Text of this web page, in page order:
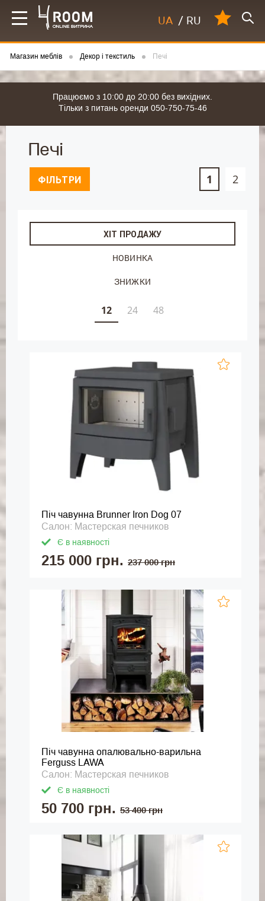
UA / RU
Магазин меблів Декор і текстиль Печі
Працюємо з 10:00 до 20:00 без вихідних.
Тільки з питань оренди 050-750-75-46
Печі
ФІЛЬТРИ 1 2
ХІТ ПРОДАЖУ
НОВИНКА
ЗНИЖКИ
12 24 48
Піч чавунна Brunner Iron Dog 07
Салон: Мастерская печников
Є в наявності
215 000 грн. 237 000 грн
Піч чавунна опалювально-варильна
Ferguss LAWA
Салон: Мастерская печников
Є в наявності
50 700 грн. 53 400 грн